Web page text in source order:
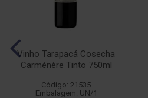
Vinho Tarapacá Cosecha
Carménère Tinto 750ml
Código: 21535
Embalagem: UN/1